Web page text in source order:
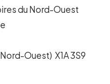
du Nord-Ouest
Ouest) X1A 3S9